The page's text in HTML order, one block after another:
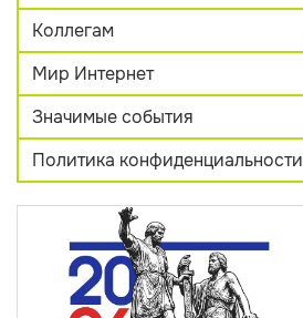
Коллегам
Мир Интернет
Значимые события
Политика конфиденциальности